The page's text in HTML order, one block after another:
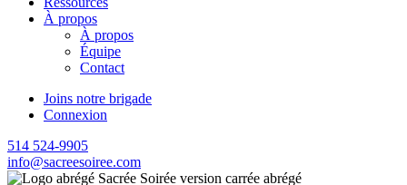
À propos
À propos
Équipe
Contact
Joins notre brigade
Connexion
514 524-9905
info@sacreesoiree.com